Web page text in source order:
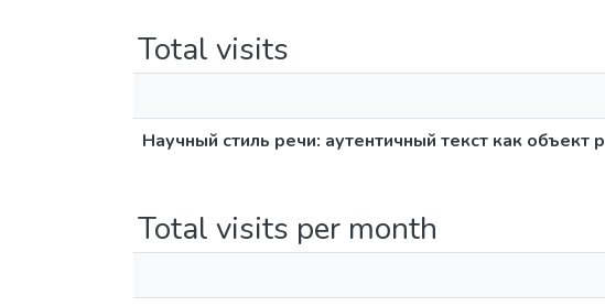
Total visits
Научный стиль речи: аутентичный текст как объект
Total visits per month